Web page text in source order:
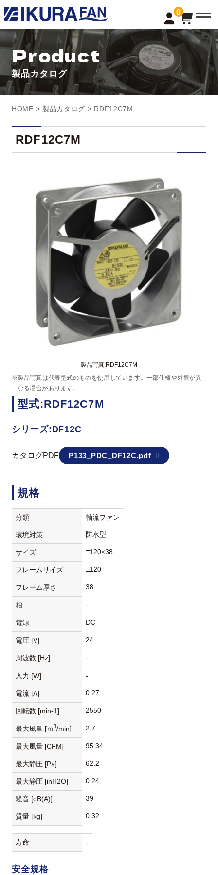
0
t
o
g
l
e
a
v
i
g
a
n
Product
製品カタログ
HOME > 製品カタログ > RDF12C7M
RDF12C7M
製品写真:RDF12C7M
※製品写真は代表型式のものを使用しています。一部仕様や外観が異
なる場合があります。
型式:RDF12C7M
シリーズ:DF12C
カタログPDF P133_PDC_DF12C.pdf
規格
分類 軸流ファン
環境対策 防水型
サイズ □120×38
フレームサイズ □120
フレーム厚さ 38
相 -
電源 DC
電圧 [V] 24
周波数 [Hz] -
入力 [W] -
電流 [A] 0.27
回転数 [min-1] 2550
最大風量 [ｍ3/min] 2.7
最大風量 [CFM] 95.34
最大静圧 [Pa] 62.2
最大静圧 [inH2O] 0.24
騒音 [dB(A)] 39
質量 [kg] 0.32
寿命 -
安全規格